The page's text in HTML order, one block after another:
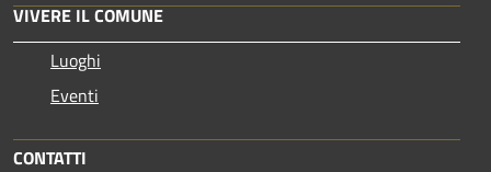
VIVERE IL COMUNE
Luoghi
Eventi
CONTATTI